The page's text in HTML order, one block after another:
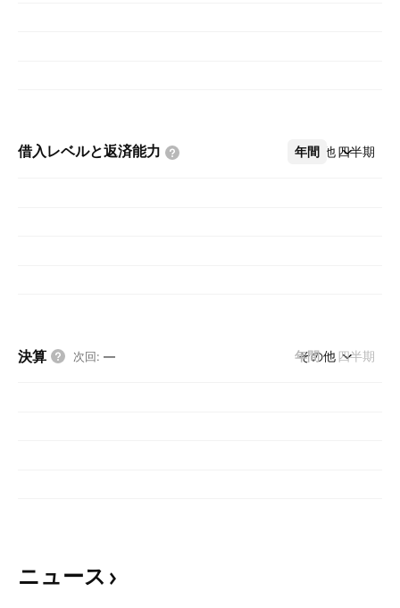
借入レベルと返済能力 年間 四半期
その他
決算 次回: — 年間 四半期
その他
ニュース